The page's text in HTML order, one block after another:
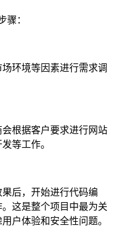
骤：
环境等因素进行需求调
根据客户要求进行网站
等工作。
后，开始进行代码编
这是整个项目中最为关
户体验和安全性问题。